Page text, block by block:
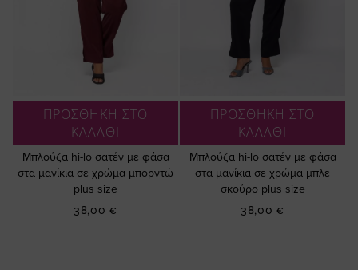
ΠΡΟΣΘΗΚΗ ΣΤΟ
ΚΑΛΑΘΙ
Μπλούζα hi-lo σατέν με φάσα
στα μανίκια σε χρώμα μπορντώ
plus size
38,00 €
ΠΡΟΣΘΗΚΗ ΣΤΟ
ΚΑΛΑΘΙ
Μπλούζα hi-lo σατέν με φάσα
στα μανίκια σε χρώμα μπλε
σκούρο plus size
38,00 €